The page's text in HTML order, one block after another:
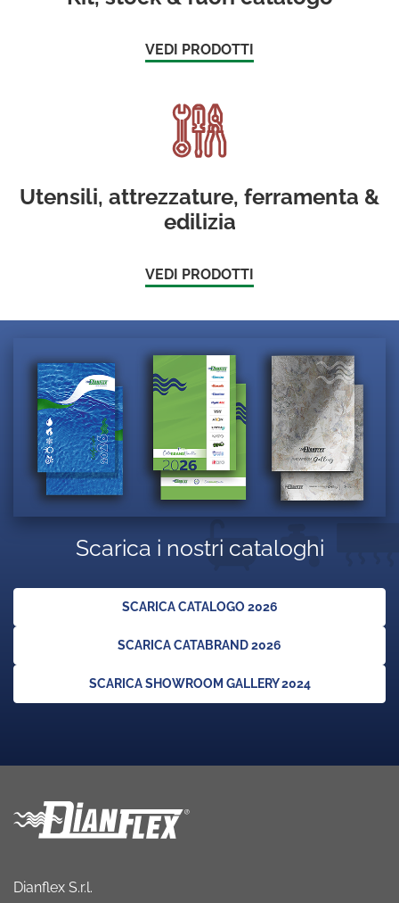
VEDI PRODOTTI
Utensili, attrezzature, ferramenta &
edilizia
VEDI PRODOTTI
Scarica i nostri cataloghi
SCARICA CATALOGO 2026
SCARICA CATABRAND 2026
SCARICA SHOWROOM GALLERY 2024
Dianflex S.r.l.